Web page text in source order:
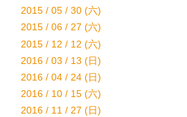
2015 / 05 / 30 (六)
2015 / 06 / 27 (六)
2015 / 12 / 12 (六)
2016 / 03 / 13 (日)
2016 / 04 / 24 (日)
2016 / 10 / 15 (六)
2016 / 11 / 27 (日)